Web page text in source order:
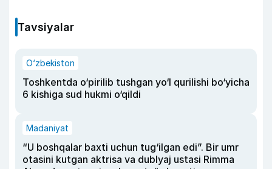
Tavsiyalar
O‘zbekiston
Toshkentda o‘pirilib tushgan yo‘l qurilishi bo‘yicha
6 kishiga sud hukmi o‘qildi
Madaniyat
“U boshqalar baxti uchun tug‘ilgan edi”. Bir umr
otasini kutgan aktrisa va dublyaj ustasi Rimma